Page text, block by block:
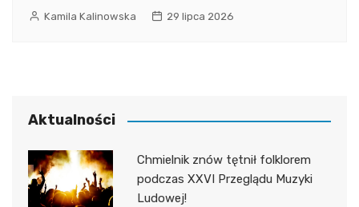
Kamila Kalinowska 29 lipca 2026
Aktualności
Chmielnik znów tętnił folklorem
podczas XXVI Przeglądu Muzyki
Ludowej!